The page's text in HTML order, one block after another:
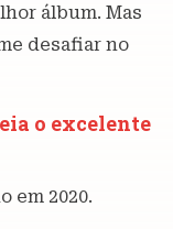
álbum. Mas
desafiar no
o excelente
em 2020.